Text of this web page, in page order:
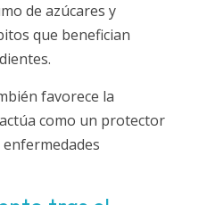
de azúcares y
que benefician
favorece la
como un protector